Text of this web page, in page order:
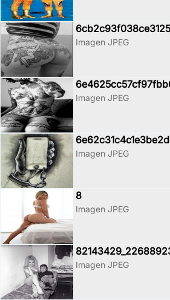
Imagen JPEG
Imagen JPEG
Imagen JPEG
8
Imagen JPEG
Imagen JPEG